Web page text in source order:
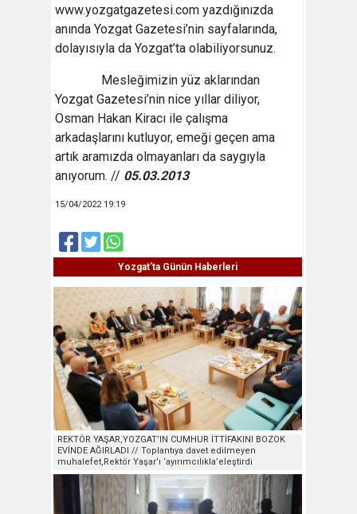
www.yozgatgazetesi.com yazdığınızda
anında Yozgat Gazetesi’nin sayfalarında,
dolayısıyla da Yozgat’ta olabiliyorsunuz.
Mesleğimizin yüz aklarından
Yozgat Gazetesi’nin nice yıllar diliyor,
Osman Hakan Kiracı ile çalışma
arkadaşlarını kutluyor, emeği geçen ama
artık aramızda olmayanları da saygıyla
anıyorum. // 05.03.2013
15/04/2022 19:19
Yozgat'ta Günün Haberleri
REKTÖR YAŞAR,YOZGAT’IN CUMHUR İTTİFAKINI BOZOK
EVİNDE AĞIRLADI // Toplantıya davet edilmeyen
muhalefet,Rektör Yaşar’ı ‘ayırımcılıkla’eleştirdi